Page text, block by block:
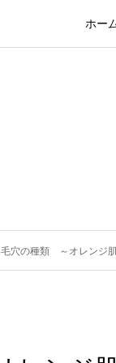
ホー
毛穴の種類 ～オレンジ